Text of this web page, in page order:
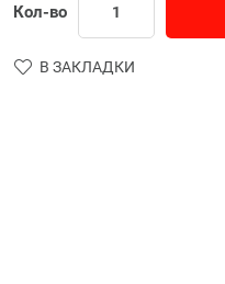
Кол-во
В ЗАКЛАДКИ